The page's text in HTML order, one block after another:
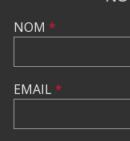
NOM *
EMAIL*